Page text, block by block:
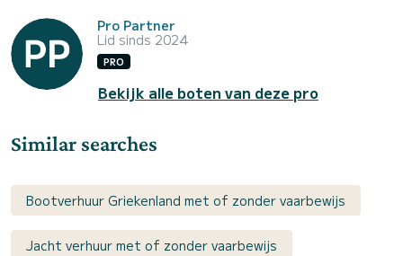
Pro Partner
Lid sinds 2024
PRO
Bekijk alle boten van deze pro
Similar searches
Bootverhuur Griekenland met of zonder vaarbewijs
Jacht verhuur met of zonder vaarbewijs